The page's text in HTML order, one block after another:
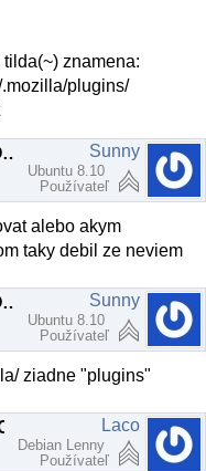
znamena:
plugins/
Re: Pozeranie videa na YOUTUBE Sunny
Ubuntu 8.10
Používateľ
alebo akym
taky debil ze neviem
Re: Pozeranie videa na YOUTUBE
Sunny
Ubuntu 8.10
Používateľ
ziadne "plugins"
Laco
Debian Lenny
Používateľ